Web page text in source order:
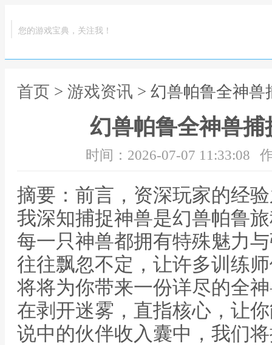
您的游戏宝典，关注我！
首页 > 游戏资讯 > 幻兽帕鲁全神
幻兽帕鲁全神兽
时间：2026-07-07 11:33:08
摘要：前言，资深玩家的经
我深知捕捉神兽是幻兽帕鲁
每一只神兽都拥有特殊魅力
往往飘忽不定，让许多训练
将将为你带来一份详尽的全
在剥开迷雾，直指核心，让
说中的伙伴收入囊中，我们